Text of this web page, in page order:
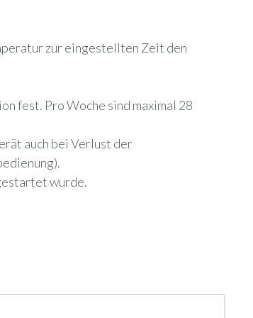
zur eingestellten Zeit den
fest. Pro Woche sind maximal 28
auch bei Verlust der
wurde.